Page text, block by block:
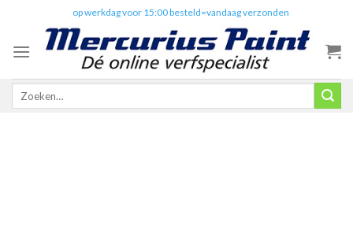
content
op werkdag voor 15:00 besteld=vandaag verzonden
Zoeken